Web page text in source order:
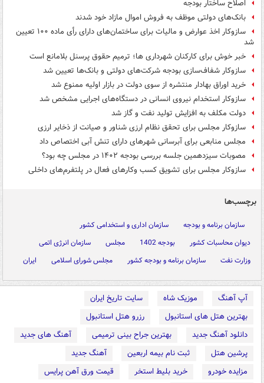
اصلاح ساختار بودجه
بانک‌های دولتی موظف به فروش اموال مازاد خود شدند
سازوکار اخذ عوارض و مالیات برای ساختمان‌های دارای رأی ماده ۱۰۰ تعیین
شد
خبر خوش برای کارکنان شهرداری ها؛ ترمیم حقوق پرسنل بلامانع است
سازوکار شفاف‌سازی بودجه شرکت‌های دولتی و بانک‌ها تعیین شد
خرید اوراق بهادار منتشره از سوی دولت در بازار اولیه ممنوع شد
سازوکار استخدام نیروی انسانی در دستگاه‌های اجرایی مشخص شد
دولت مکلف به افزایش تولید نفت و گاز شد
سازوکار مجلس برای تحقق نظام ارزی شناور و صیانت از ذخایر ارزی
مجلس منابعی برای آبرسانی شهرهای دارای تنش آبی اختصاص داد
مصوبات سیزدهمین جلسه بررسی بودجه ۱۴۰۲ در مجلس چه بود؟
سازوکار مجلس برای تشویق کسب وکارهای فعال در پلتفرم‌های داخلی
برچسب‌ها
سازمان برنامه و بودجه
سازمان اداری و استخدامی کشور
دیوان محاسبات کشور
بودجه 1402 مجلس
سازمان انرژی اتمی
وزارت نفت
سازمان برنامه و بودجه کشور مجلس شورای اسلامی ایران
آپ آهنگ موزیک شاه
سایت تاریخ ایران
بهترین هتل های استانبول
رزرو هتل استانبول
دانلود آهنگ جدید
بهترین جراح بینی ترمیمی
آهنگ های جدید
پرشین هتل
ثبت نام بیمه اربعین
آهنگ جدید
مزایده خودرو
خرید بلیط استخر
قیمت ورق آهن پرایس